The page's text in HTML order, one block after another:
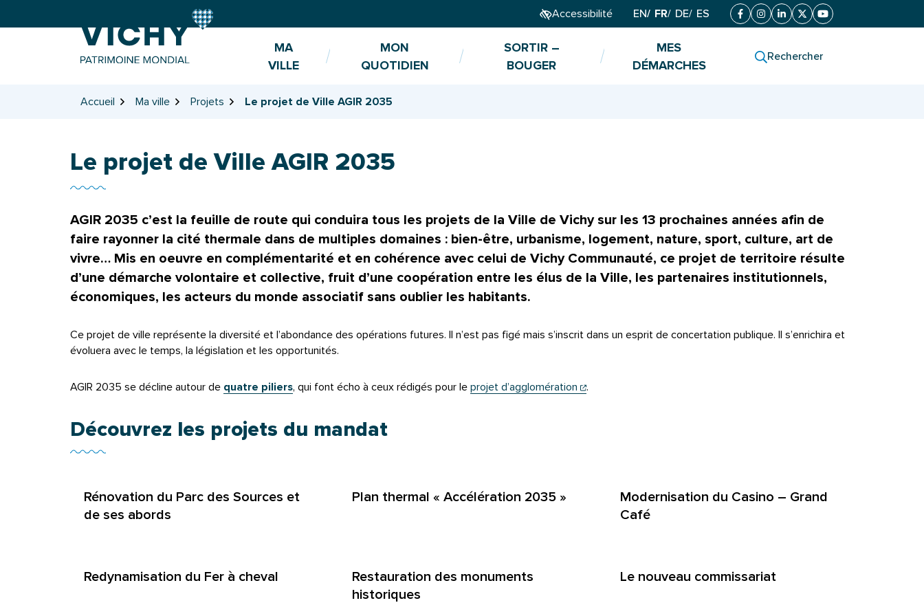
Accessibilité EN FR DE ES Facebook
(ouverture dans un nouvel onglet)
Instagram
(ouverture dans un nouvel onglet)
Linkedin
(ouverture dans un nouvel
X (Twitter)
(ouverture dans un nouvel
YouTube
(ouverture dans un
MA
VILLE
MON
QUOTIDIEN
SORTIR –
BOUGER
MES
DÉMARCHES
Rechercher
Accueil Ma ville Projets Le projet de Ville AGIR 2035
Le projet de Ville AGIR 2035
AGIR 2035 c’est la feuille de route qui conduira tous les projets de la Ville de Vichy sur les 13 prochaines années afin de
faire rayonner la cité thermale dans de multiples domaines : bien-être, urbanisme, logement, nature, sport, culture, art de
vivre… Mis en oeuvre en complémentarité et en cohérence avec celui de Vichy Communauté, ce projet de territoire résulte
d’une démarche volontaire et collective, fruit d’une coopération entre les élus de la Ville, les partenaires institutionnels,
économiques, les acteurs du monde associatif sans oublier les habitants.
Ce projet de ville représente la diversité et l’abondance des opérations futures. Il n’est pas figé mais s’inscrit dans un esprit de concertation publique. Il s’enrichira et
évoluera avec le temps, la législation et les opportunités.
AGIR 2035 se décline autour de quatre piliers, qui font écho à ceux rédigés pour le projet d’agglomération (ouverture dans un nouvel onglet)
.
Découvrez les projets du mandat
Rénovation du Parc des Sources et
de ses abords
Plan thermal « Accélération 2035 »
Modernisation du Casino – Grand
Café
Redynamisation du Fer à cheval
Restauration des monuments
historiques
Le nouveau commissariat